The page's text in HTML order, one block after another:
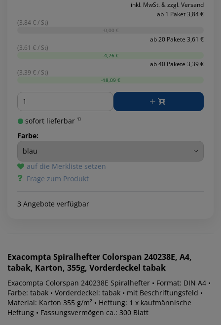
inkl. MwSt. & zzgl. Versand
ab 1 Paket 3,84 €
(3.84 € / St)
-0,00 €
ab 20 Pakete 3,61 €
(3.61 € / St)
-4,76 €
ab 40 Pakete 3,39 €
(3.39 € / St)
-18,09 €
Menge
sofort lieferbar ¹⁾
Farbe:
auf die Merkliste setzen
Frage zum Produkt
3 Angebote verfügbar
Exacompta Spiralhefter Colorspan 240238E, A4,
tabak, Karton, 355g, Vorderdeckel tabak
Exacompta Colorspan 240238E Spiralhefter • Format: DIN A4 •
Farbe: tabak • Vorderdeckel: tabak • mit Beschriftungsfeld •
Material: Karton 355 g/m² • Heftung: 1 x kaufmännische
Heftung • Fassungsvermögen ca.: 300 Blatt